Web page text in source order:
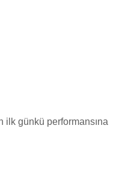
ilk günkü performansına